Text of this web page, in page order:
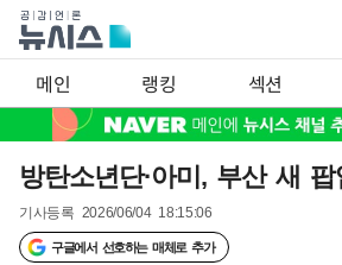
메인 랭킹 섹션
방탄소년단·아미, 부산 새
기사등록 2026/06/04 18:15:06
구글에서 선호하는 매체로 추가